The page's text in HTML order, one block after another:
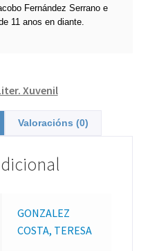
Fernández Serrano e
11 anos en diante.
Xuvenil
Valoracións (0)
GONZALEZ
COSTA, TERESA